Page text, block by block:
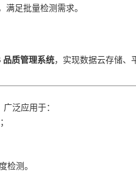
足批量检测需求。
品质管理系统，实现数据云存储、
泛应用于：
检测。